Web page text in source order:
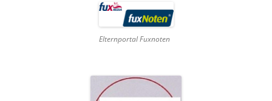
Elternportal Fuxnoten